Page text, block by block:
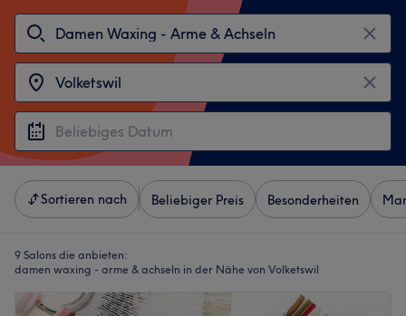
Sortieren nach Beliebiger Preis Besonderheiten
9 Salons die anbieten:
damen waxing - arme & achseln in der Nähe von Volketswil